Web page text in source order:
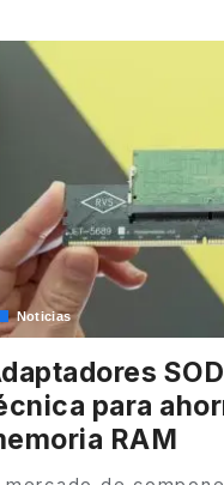
Noticias
para
RAM